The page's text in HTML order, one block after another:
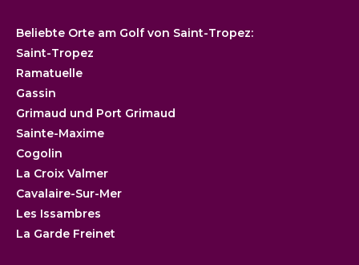
Beliebte Orte am Golf von Saint-Tropez:
Saint-Tropez
Ramatuelle
Gassin
Grimaud und Port Grimaud
Sainte-Maxime
Cogolin
La Croix Valmer
Cavalaire-Sur-Mer
Les Issambres
La Garde Freinet